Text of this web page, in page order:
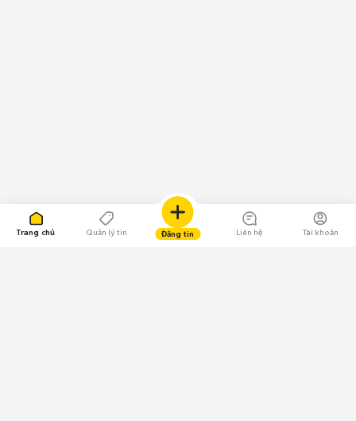
Trang chủ Quản lý tin Đăng tin Liên hệ Tài khoản